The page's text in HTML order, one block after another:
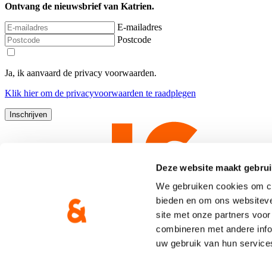
Deze website maakt
We gebruiken cookies om
bieden en om ons
site met onze partners
combineren met andere
uw gebruik van hun
Ontvang de nieuwsbrief van Katrien.
E-mailadres
Postcode
Ja, ik aanvaard de privacy voorwaarden.
Klik hierom de privacyvoorwaarden te raadplegen